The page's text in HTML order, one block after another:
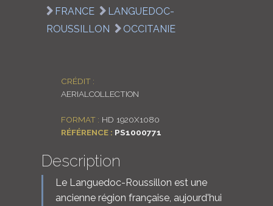
FRANCE
LANGUEDOC-
ROUSSILLON
OCCITANIE
CRÉDIT :
AERIALCOLLECTION
FORMAT : HD 1920X1080
RÉFÉRENCE : PS1000771
Description
Le Languedoc-Roussillon est une
ancienne région française, aujourd'hui